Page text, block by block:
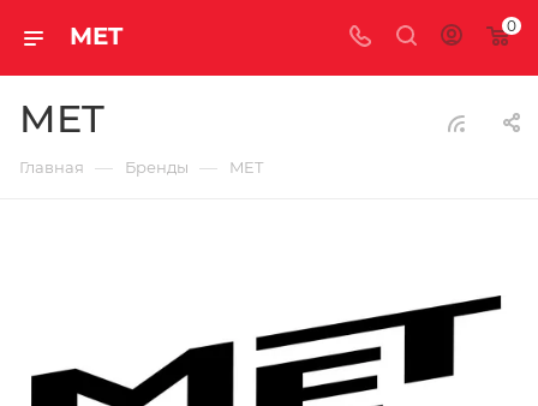
MET 0
MET
Главная — Бренды — MET